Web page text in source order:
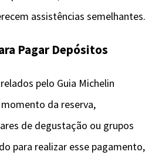
assistências semelhantes.
Pagar Depósitos
pelo Guia Michelin
da reserva,
de degustação ou grupos
para realizar esse pagamento,